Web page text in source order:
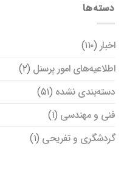
دسته‌ها
اخبار (۱۱۰)
اطلاعیه‌های امور پرسنل (۲)
دسته‌بندی نشده (۵۱)
فنی و مهندسی (۱)
گردشگری و تفریحی (۱)